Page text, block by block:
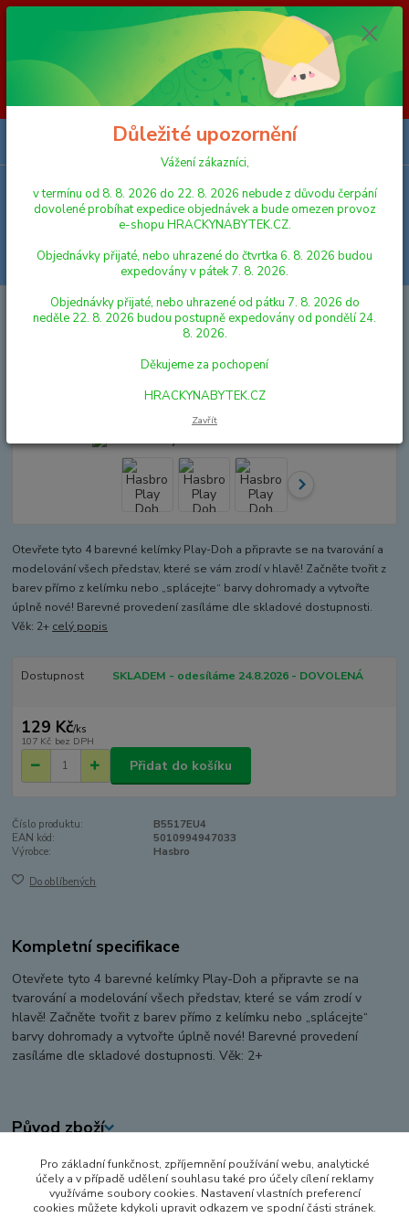
Vážení zákazníci, v termínu od 8. 8. 2026 do 23. 8. 2026 nebude z
důvodu čerpání dovolené probíhat expedice objednávek a bude omezen
provoz e-shopu HRACKYNABYTEK.CZ. Objednávky přijaté, nebo
uhrazené do čtvrtka 6. 8. 2026 budou expedovány v pátek 7. 8. 2026.
Objednávky přijaté, nebo uhrazené od pátku 7. 8. 2026 do neděle 23. 8.
2026 budou postupně expedovány od pondělí 24. 8. 2026. Děkujeme za
pochopení HRACKYNABYTEK.CZ
Menu
Hledat
KREATIVNÍ, VÝTVARNÉ A NAUČNÉ SADY
MODELÍNY,
PLASTELÍNY, SLIZ
Hasbro Play Doh Balení 4ks kelímků
Hasbro Play Doh Balení 4ks
Otevřete tyto 4 barevné kelímky Play-Doh a připravte se na tvarování a
modelování všech představ, které se vám zrodí v hlavě! Začněte tvořit z
barev přímo z kelímku nebo „splácejte“ barvy dohromady a vytvořte
úplně nové! Barevné provedení zasíláme dle skladové dostupnosti.
Věk: 2+ celý popis
Dostupnost SKLADEM - odesíláme 24.8.2026 - DOVOLENÁ
129 Kč/ks
107 Kč bez DPH
Přidat do košíku
Číslo produktu:
B5517EU4
EAN kód:
5010994947033
Výrobce:
Hasbro
Do oblíbených
Kompletní specifikace
Otevřete tyto 4 barevné kelímky Play-Doh a připravte se na
tvarování a modelování všech představ, které se vám zrodí v
hlavě! Začněte tvořit z barev přímo z kelímku nebo „splácejte“
barvy dohromady a vytvořte úplně nové! Barevné provedení
zasíláme dle skladové dostupnosti. Věk: 2+
Původ zboží
Zboží zařazeno v kategoriích
KREATIVNÍ, VÝTVARNÉ A NAUČNÉ SADY
Důležité upozornění
Vážení zákazníci,
v termínu od 8. 8. 2026 do 22. 8. 2026 nebude z důvodu čerpání
dovolené probíhat expedice objednávek a bude omezen provoz
e-shopu HRACKYNABYTEK.CZ.
Objednávky přijaté, nebo uhrazené do čtvrtka 6. 8. 2026 budou
expedovány v pátek 7. 8. 2026.
Objednávky přijaté, nebo uhrazené od pátku 7. 8. 2026 do
neděle 22. 8. 2026 budou postupně expedovány od pondělí 24.
8. 2026.
Děkujeme za pochopení
HRACKYNABYTEK.CZ
Zavřít
Pro základní funkčnost, zpříjemnění používání webu, analytické
účely a v případě udělení souhlasu také pro účely cílení reklamy
využíváme soubory cookies. Nastavení vlastních preferencí
cookies můžete kdykoli upravit odkazem ve spodní části stránek.